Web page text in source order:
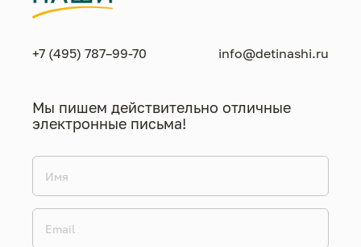
+7 (495) 787–99-70 info@detinashi.ru
Мы пишем действительно отличные
электронные письма!